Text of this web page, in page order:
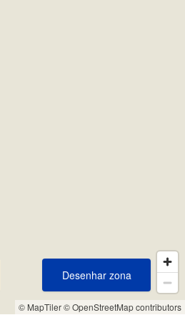
© MapTiler© OpenStreetMap contributors
Desenhar zona
Desenhar zona